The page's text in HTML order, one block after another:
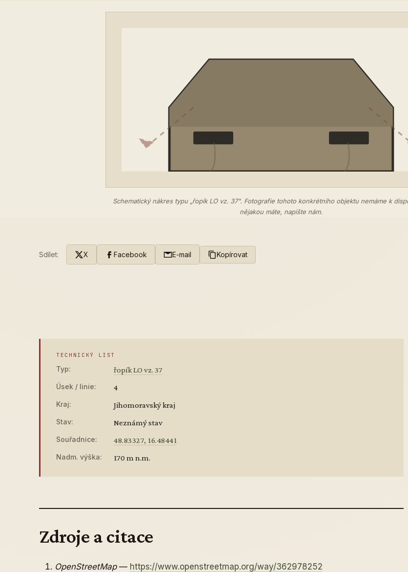
Schematický nákres typu „řopík LO vz. 37". Fotografie tohoto konkrétního objektu nemáme k
nějakou máte, napište nám.
Sdílet: X Facebook E-mail Kopírovat
TECHNICKÝ LIST
Typ: řopík LO vz. 37
Úsek / linie: 4
Kraj: Jihomoravský kraj
Stav: Neznámý stav
Souřadnice: 48.83327, 16.48441
Nadm. výška: 170 m n.m.
Zdroje a citace
OpenStreetMap— https://www.openstreetmap.org/way/362978252